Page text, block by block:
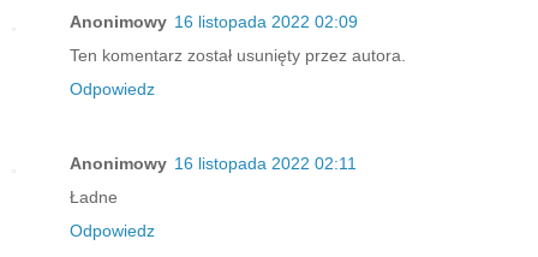
Anonimowy 16 listopada 2022 02:09
Ten komentarz został usunięty przez autora.
Odpowiedz
Anonimowy 16 listopada 2022 02:11
Ładne
Odpowiedz